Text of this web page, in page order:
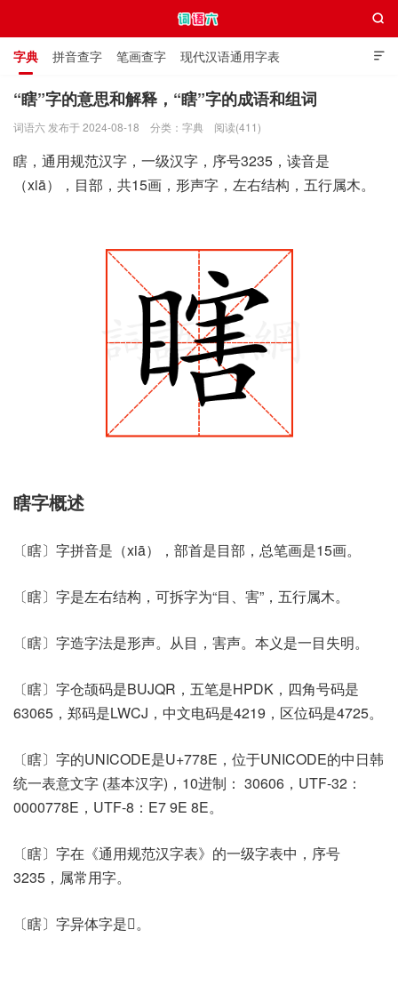

字典 拼音查字 笔画查字 现代汉语通用字表
通用规范汉字表 叠字大全 独体字大全 极简英语词典

“瞎”字的意思和解释，“瞎”字的成语和组词
词语六 发布于 2024-08-18 分类： 字典 阅读(411)
瞎，通用规范汉字，一级汉字，序号3235，读音是
（xiā），目部，共15画，形声字，左右结构，五行属木。
瞎字概述
〔瞎〕字拼音是（xiā），部首是目部，总笔画是15画。
〔瞎〕字是左右结构，可拆字为“目、害”，五行属木。
〔瞎〕字造字法是形声。从目，害声。本义是一目失明。
〔瞎〕字仓颉码是BUJQR，五笔是HPDK，四角号码是
63065，郑码是LWCJ，中文电码是4219，区位码是4725。
〔瞎〕字的UNICODE是U+778E，位于UNICODE的中日韩
统一表意文字 (基本汉字)，10进制： 30606，UTF-32：
0000778E，UTF-8：E7 9E 8E。
〔瞎〕字在《通用规范汉字表》的一级字表中，序号
3235，属常用字。
〔瞎〕字异体字是𥈎。